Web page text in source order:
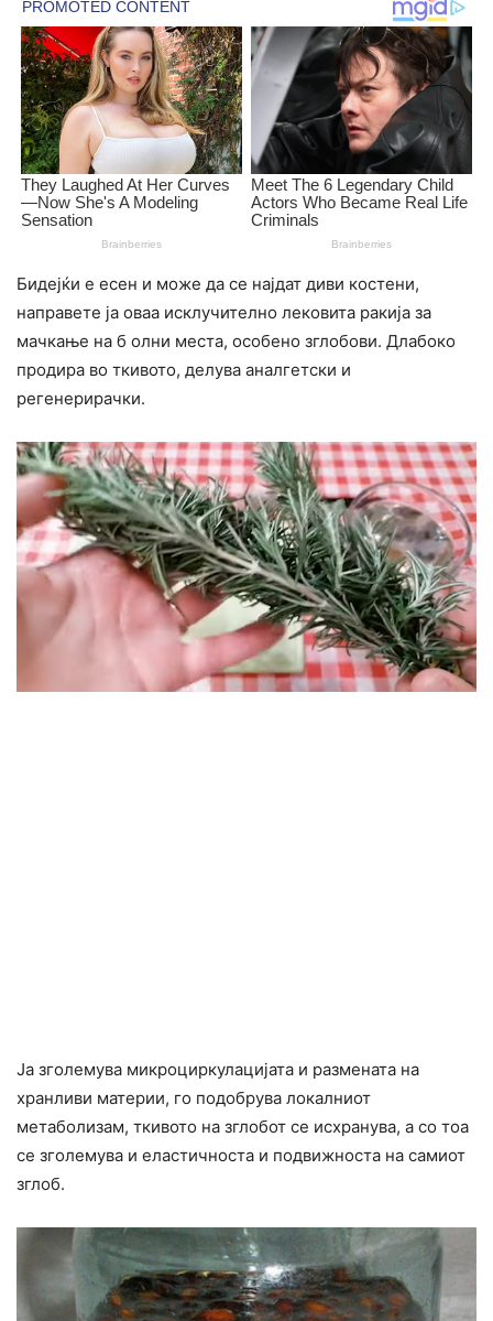
Бидејќи е есен и може да се најдат диви костени,
направете ја оваа исклучително лековита ракија за
мачкање на б олни места, особено зглобови. Длабоко
продира во ткивото, делува аналгетски и
регенерирачки.
Ја зголемува микроциркулацијата и размената на
хранливи материи, го подобрува локалниот
метаболизам, ткивото на зглобот се исхранува, а со тоа
се зголемува и еластичноста и подвижноста на самиот
зглоб.